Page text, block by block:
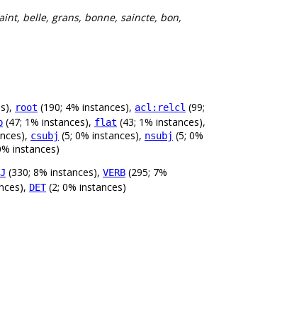
belle, grans, bonne, saincte, bon,
root (190; 4% instances), acl:relcl (99;
(47; 1% instances), flat (43; 1% instances),
csubj (5; 0% instances), nsubj (5; 0%
instances)
(330; 8% instances), VERB (295; 7%
DET(2; 0% instances)